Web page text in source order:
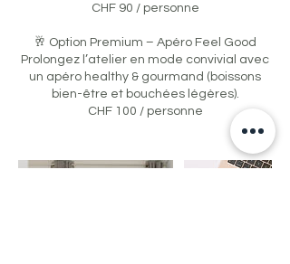
CHF 90 / personne
🥂 Option Premium – Apéro Feel Good
Prolongez l’atelier en mode convivial avec
un apéro healthy & gourmand (boissons
bien-être et bouchées légères).
CHF 100 / personne